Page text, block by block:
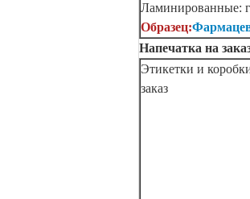
Ламинированные:
Образец:
Напечатка на
Этикетки и
заказ